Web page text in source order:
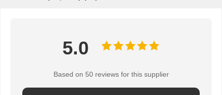
5.0
Based on 50 reviews for this supplier